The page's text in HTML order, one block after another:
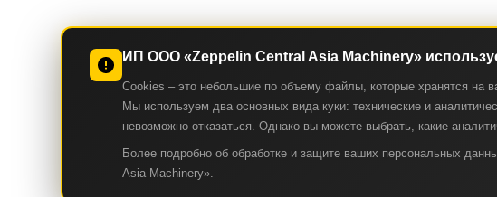
ИП ООО «Zeppelin Central Asia Machinery»
Cookies – это небольшие по объему файлы, которые хранятся на
Мы используем два основных вида куки: технические и
невозможно отказаться. Однако вы можете выбрать, какие
Более подробно об обработке и защите ваших персональных
Asia Machinery».